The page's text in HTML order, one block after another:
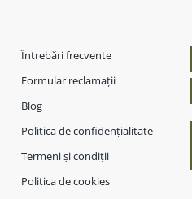
Întrebări frecvente
Formular reclamații
Blog
Politica de confidențialitate
Termeni și condiții
Politica de cookies